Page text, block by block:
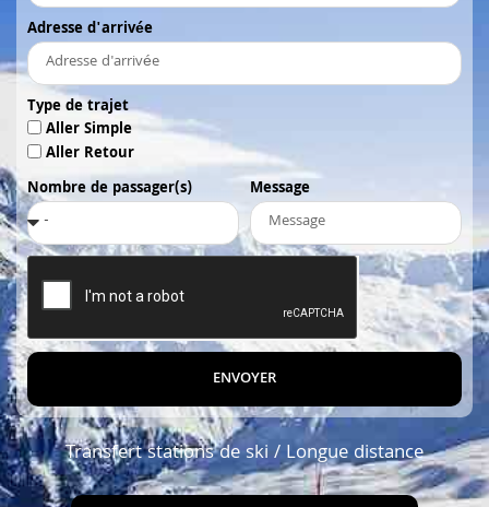
Adresse d'arrivée
Type de trajet
Aller Simple
Aller Retour
Nombre de passager(s)
Message
ENVOYER
Transfert stations de ski / Longue distance